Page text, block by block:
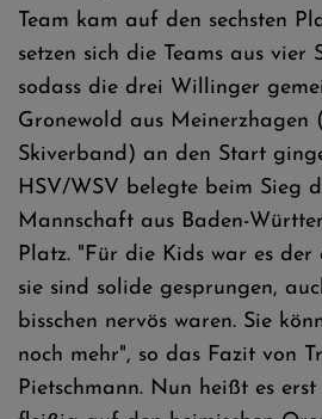
Team kam auf den sechsten
setzen sich die Teams aus vier
sodass die drei Willinger
Gronewold aus Meinerzhagen
Skiverband) an den Start
HSV/WSV belegte beim Sieg
Mannschaft aus Baden-
Platz. "Für die Kids war es
sie sind solide gesprungen,
bisschen nervös waren. Sie
noch mehr", so das Fazit von
Pietschmann. Nun heißt es